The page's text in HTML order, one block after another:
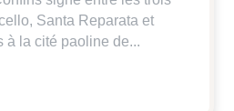
Santa Reparata et
à la cité paoline de...